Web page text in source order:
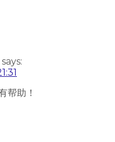
says:
帮助！